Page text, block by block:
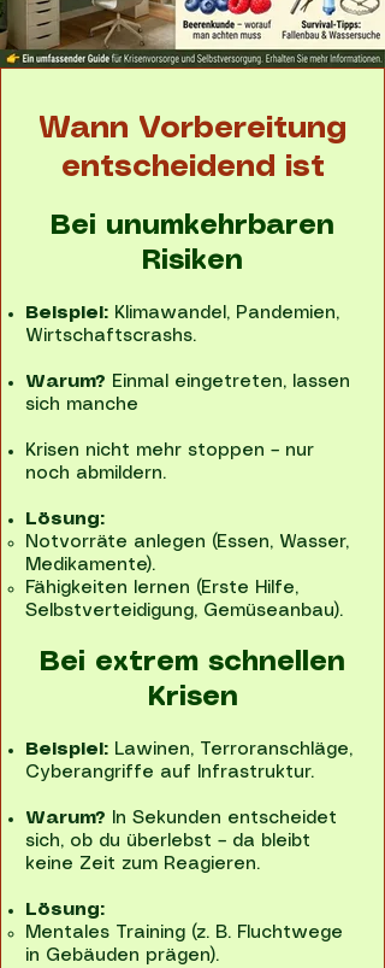
Wann Vorbereitung
entscheidend ist
Bei unumkehrbaren
Risiken
Beispiel: Klimawandel, Pandemien,
Wirtschaftscrashs.
Warum? Einmal eingetreten, lassen
sich manche
Krisen nicht mehr stoppen – nur
noch abmildern.
Lösung:
Notvorräte anlegen (Essen, Wasser,
Medikamente).
Fähigkeiten lernen (Erste Hilfe,
Selbstverteidigung, Gemüseanbau).
Bei extrem schnellen
Krisen
Beispiel: Lawinen, Terroranschläge,
Cyberangriffe auf Infrastruktur.
Warum? In Sekunden entscheidet
sich, ob du überlebst – da bleibt
keine Zeit zum Reagieren.
Lösung:
Mentales Training (z. B. Fluchtwege
in Gebäuden prägen).